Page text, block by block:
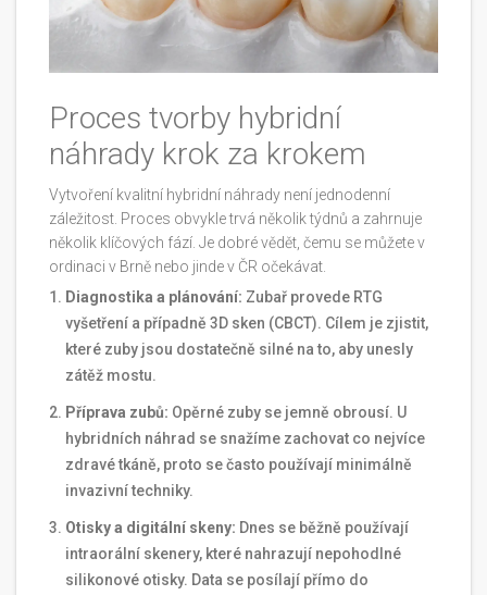
Proces tvorby hybridní
náhrady krok za krokem
Vytvoření kvalitní hybridní náhrady není jednodenní
záležitost. Proces obvykle trvá několik týdnů a zahrnuje
několik klíčových fází. Je dobré vědět, čemu se můžete v
ordinaci v Brně nebo jinde v ČR očekávat.
Diagnostika a plánování: Zubař provede RTG
vyšetření a případně 3D sken (CBCT). Cílem je zjistit,
které zuby jsou dostatečně silné na to, aby unesly
zátěž mostu.
Příprava zubů: Opěrné zuby se jemně obrousí. U
hybridních náhrad se snažíme zachovat co nejvíce
zdravé tkáně, proto se často používají minimálně
invazivní techniky.
Otisky a digitální skeny: Dnes se běžně používají
intraorální skenery, které nahrazují nepohodlné
silikonové otisky. Data se posílají přímo do